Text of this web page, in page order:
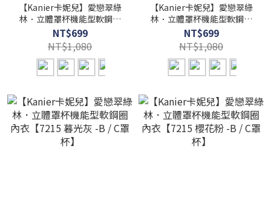
【Kanier卡妮兒】愛戀翠綠
林．立體罩杯機能型軟鋼圈
內衣【7215 翠螢綠 -B / C罩
杯】
NT$699
NT$1,080
【Kanier卡妮兒】愛戀翠綠
林．立體罩杯機能型軟鋼圈
內衣【7215 森林綠 -B / C罩
杯】
NT$699
NT$1,080